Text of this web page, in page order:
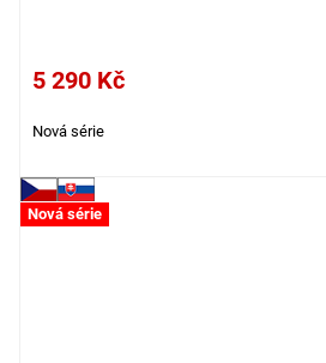
5 290 Kč
Nová série
Nová série